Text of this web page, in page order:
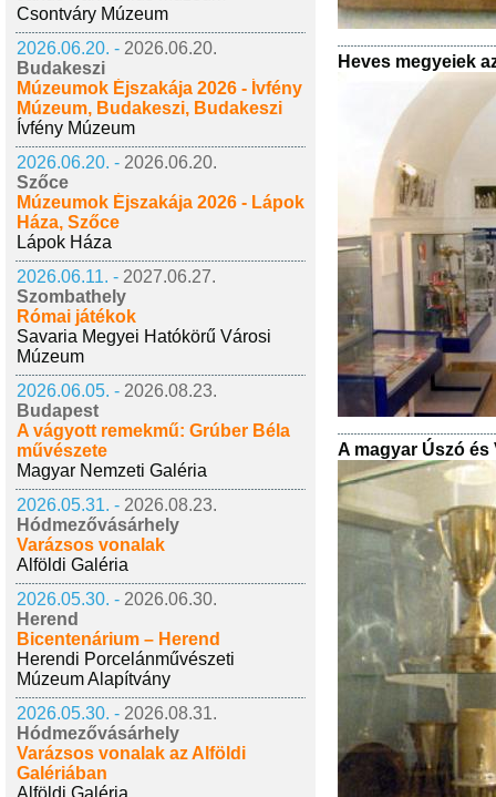
Csontváry Múzeum
2026.06.20. - 2026.06.20.
Budakeszi
Múzeumok Éjszakája 2026 - Ívfény
Múzeum, Budakeszi, Budakeszi
Ívfény Múzeum
2026.06.20. - 2026.06.20.
Szőce
Múzeumok Éjszakája 2026 - Lápok
Háza, Szőce
Lápok Háza
2026.06.11. - 2027.06.27.
Szombathely
Római játékok
Savaria Megyei Hatókörű Városi
Múzeum
2026.06.05. - 2026.08.23.
Budapest
A vágyott remekmű: Grúber Béla
művészete
Magyar Nemzeti Galéria
2026.05.31. - 2026.08.23.
Hódmezővásárhely
Varázsos vonalak
Alföldi Galéria
2026.05.30. - 2026.06.30.
Herend
Bicentenárium – Herend
Herendi Porcelánművészeti
Múzeum Alapítvány
2026.05.30. - 2026.08.31.
Hódmezővásárhely
Varázsos vonalak az Alföldi
Galériában
Alföldi Galéria
Heves megyeiek
A magyar Úszó